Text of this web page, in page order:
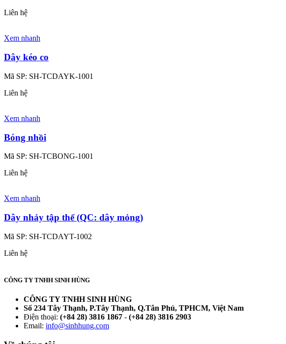
Liên hệ
Xem nhanh
Dây kéo co
Mã SP: SH-TCDAYK-1001
Liên hệ
Xem nhanh
Bóng nhồi
Mã SP: SH-TCBONG-1001
Liên hệ
Xem nhanh
Dây nhảy tập thể (QC: dây mỏng)
Mã SP: SH-TCDAYT-1002
Liên hệ
CÔNG TY TNHH SINH HÙNG
CÔNG TY TNHH SINH HÙNG
Số 234 Tây Thạnh, P.Tây Thạnh, Q.Tân Phú, TPHCM, Việt Nam
Điện thoại: (+84 28) 3816 1867 - (+84 28) 3816 2903
Email: info@sinhhung.com